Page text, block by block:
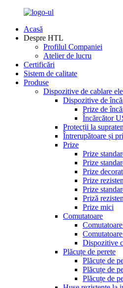
Acasă
Despre HTL
Profilul Companiei
Atelier de lucru
Certificări
Sistem de calitate
Produse
Dispozitive de cablare
Dispozitive de
Prize de
Încărcător
Protecții la
Întrerupătoare și
Prize
Prize
Prize
Prize
Prize
Prize
Priză
Prize mici
Comutatoare
Dispozitive
Plăcuțe de perete
Plăcuțe de
Plăcuțe de
Plăcuțe de